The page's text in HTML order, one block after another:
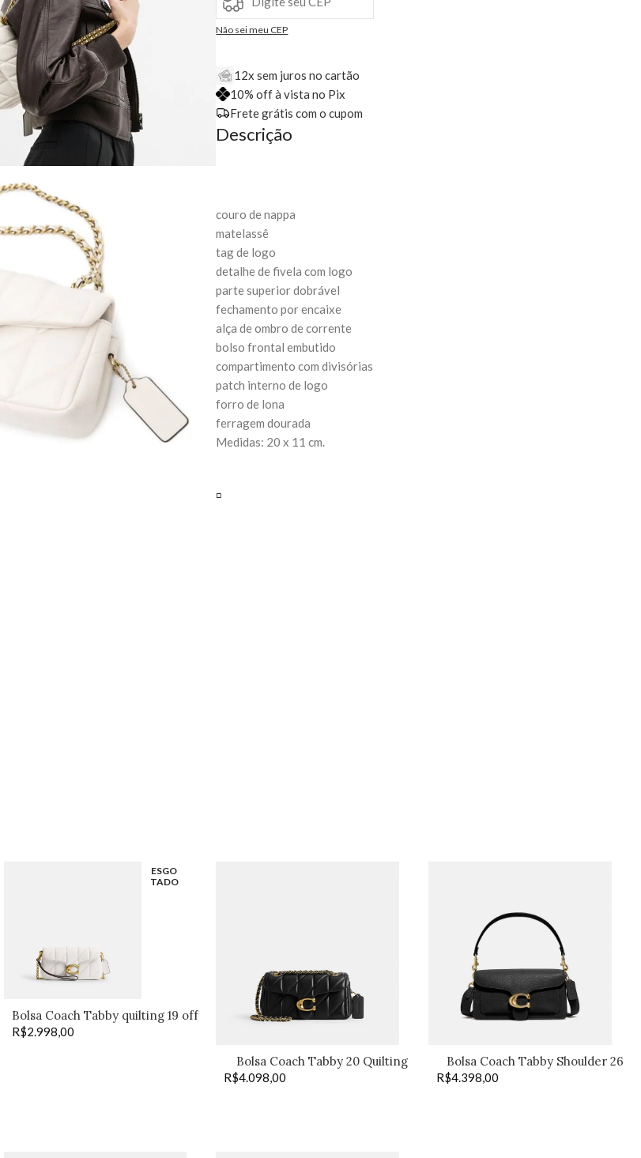
Não sei meu CEP
12x sem juros no cartão
10% off à vista no Pix
Frete grátis com o cupom
Descrição
couro de nappa
matelassê
tag de logo
detalhe de fivela com logo
parte superior dobrável
fechamento por encaixe
alça de ombro de corrente
bolso frontal embutido
compartimento com divisórias
patch interno de logo
forro de lona
ferragem dourada
Medidas: 20 x 11 cm.
▫️
ESGO
TADO
Bolsa Coach Tabby quilting 19 off
R$2.998,00
Bolsa Coach Tabby 20 Quilting
R$4.098,00
Bolsa Coach Tabby Shoulder 26
R$4.398,00